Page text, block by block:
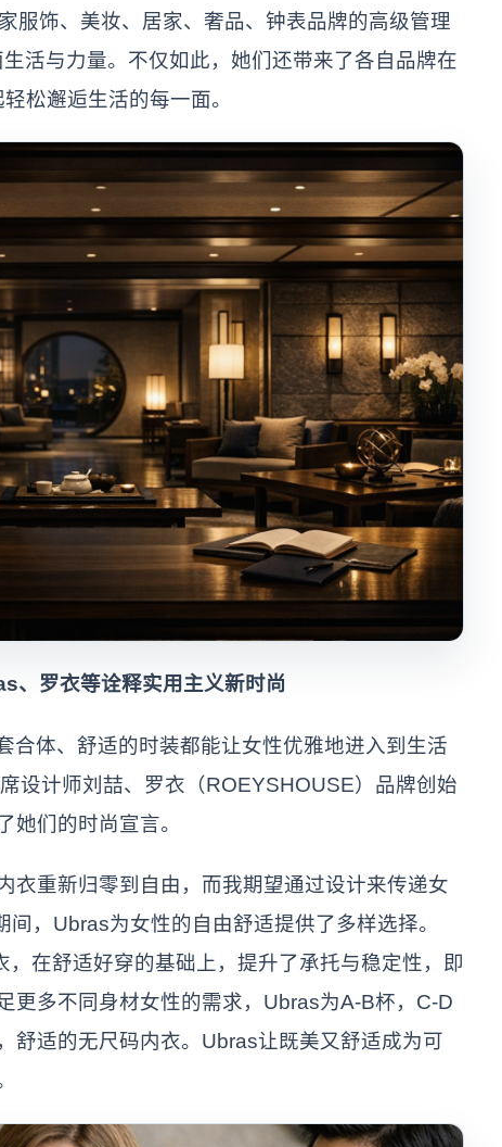
服饰、美妆、居家、奢品、钟表品牌的高级管理
活与力量。不仅如此，她们还带来了各自品牌在
松邂逅生活的每一面。
、罗衣等诠释实用主义新时尚
合体、舒适的时装都能让女性优雅地进入到生活
设计师刘喆、罗衣（ROEYSHOUSE）品牌创始
她们的时尚宣言。
衣重新归零到自由，而我期望通过设计来传递女
间，Ubras为女性的自由舒适提供了多样选择。
在舒适好穿的基础上，提升了承托与稳定性，即
更多不同身材女性的需求，Ubras为A-B杯，C-D
舒适的无尺码内衣。Ubras让既美又舒适成为可